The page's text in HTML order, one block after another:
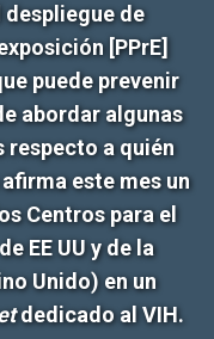
de
[PPrE]
puede prevenir
abordar algunas
respecto a quién
este mes un
Centros para el
EE UU y de la
Unido) en un
dedicado al VIH.